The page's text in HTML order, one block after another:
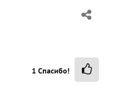
1 Спасибо!